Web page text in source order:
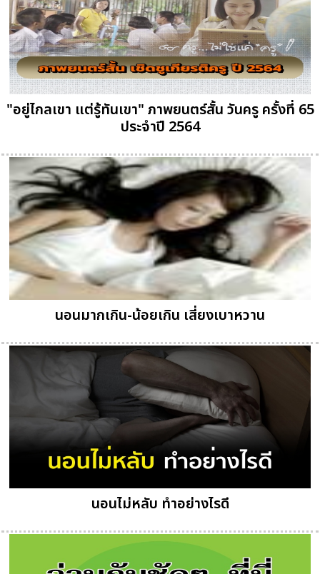
"อยู่ไกลเขา แต่รู้ทันเขา" ภาพยนตร์สั้น วันครู ครั้งที่ 65
ประจำปี 2564
นอนมากเกิน-น้อยเกิน เสี่ยงเบาหวาน
นอนไม่หลับ ทำอย่างไรดี